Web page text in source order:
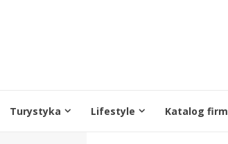
Turystyka Lifestyle Katalog firm